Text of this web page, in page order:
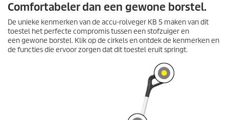
Comfortabeler dan een gewone borstel.
De unieke kenmerken van de accu-rolveger KB 5 maken van dit
toestel het perfecte compromis tussen een stofzuiger en
een gewone borstel. Klik op de cirkels en ontdek de kenmerken en
de functies die ervoor zorgen dat dit toestel eruit springt.